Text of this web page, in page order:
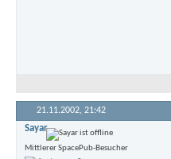
21.11.2002, 21:42
Sayar
Mittlerer SpacePub-Besucher